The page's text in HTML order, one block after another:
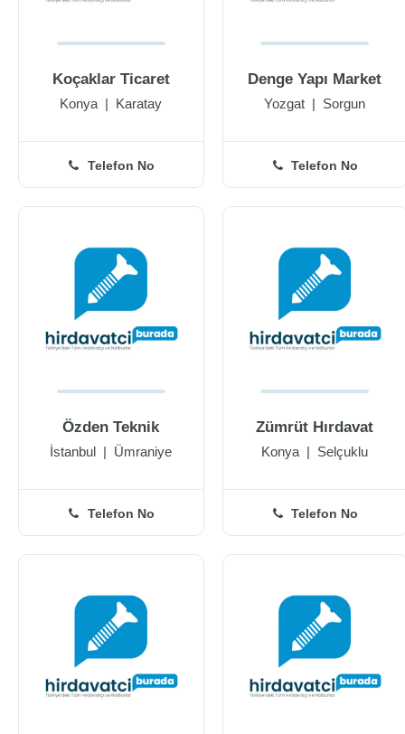
Koçaklar Ticaret
Konya | Karatay
Telefon No
Denge Yapı Market
Yozgat | Sorgun
Telefon No
Özden Teknik
İstanbul | Ümraniye
Telefon No
Zümrüt Hırdavat
Konya | Selçuklu
Telefon No